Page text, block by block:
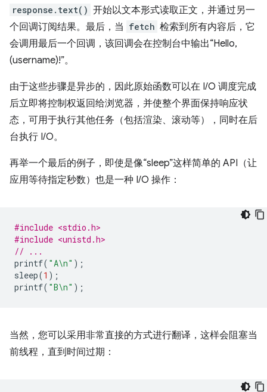
response.text() 开始以文本形式读取正文，并通过另一
个回调订阅结果。最后，当 fetch 检索到所有内容后，它
会调用最后一个回调，该回调会在控制台中输出“Hello,
(username)!”。
由于这些步骤是异步的，因此原始函数可以在 I/O 调度完成
后立即将控制权返回给浏览器，并使整个界面保持响应状
态，可用于执行其他任务（包括渲染、滚动等），同时在后
台执行 I/O。
再举一个最后的例子，即使是像“sleep”这样简单的 API（让
应用等待指定秒数）也是一种 I/O 操作：
#include <stdio.h>
#include <unistd.h>
// ...
printf( "A\n" );
sleep(1 );
printf( "B\n" );
当然，您可以采用非常直接的方式进行翻译，这样会阻塞当
前线程，直到时间过期：